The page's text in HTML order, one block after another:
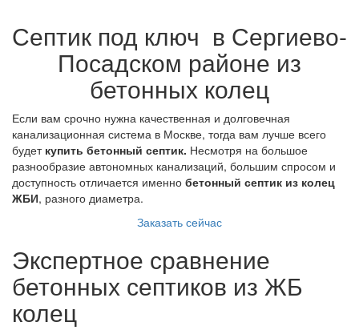
Септик под ключ в Сергиево-
Посадском районе из
бетонных колец
Если вам срочно нужна качественная и долговечная
канализационная система в Москве, тогда вам лучше всего
будет купить бетонный септик. Несмотря на большое
разнообразие автономных канализаций, большим спросом и
доступность отличается именно бетонный септик из колец
ЖБИ, разного диаметра.
Заказать сейчас
Экспертное сравнение
бетонных септиков из ЖБ
колец